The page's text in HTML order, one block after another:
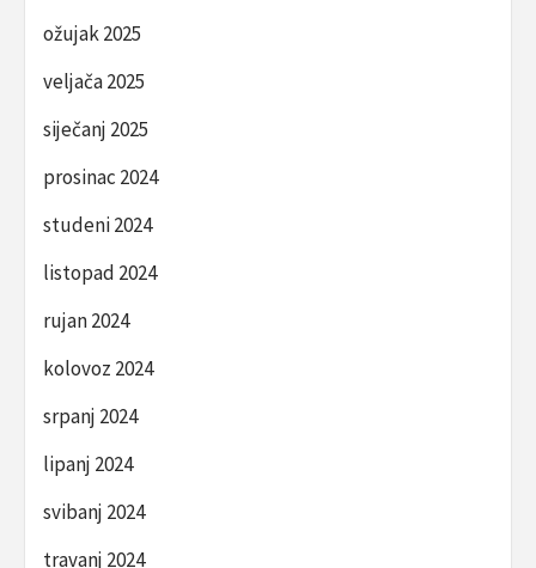
ožujak 2025
veljača 2025
siječanj 2025
prosinac 2024
studeni 2024
listopad 2024
rujan 2024
kolovoz 2024
srpanj 2024
lipanj 2024
svibanj 2024
travanj 2024